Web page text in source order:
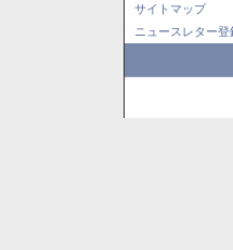
サイトマップ
ニュースレター登